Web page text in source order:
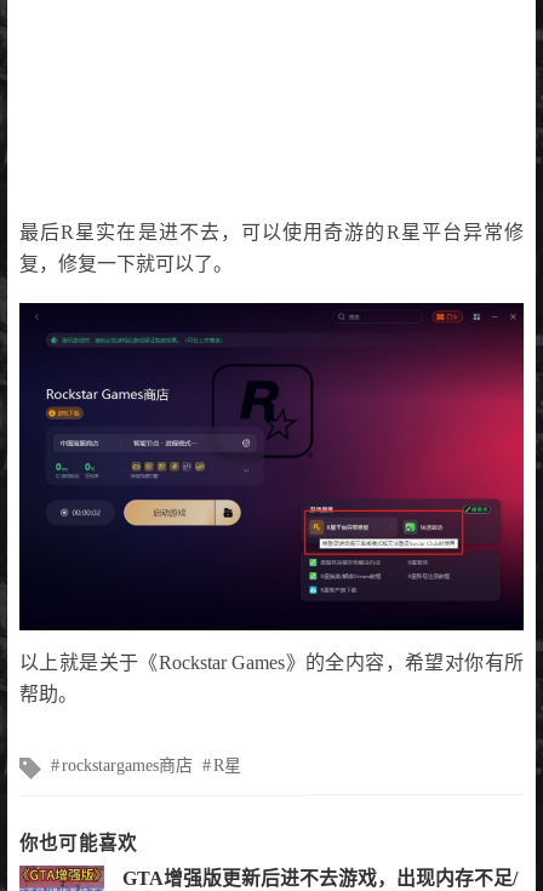
最后R星实在是进不去，可以使用奇游的R星平台异常修
复，修复一下就可以了。
以上就是关于《Rockstar Games》的全内容，希望对你有所
帮助。
文
签
rockstargames商店 R星
你也可能喜欢
GTA增强版更新后进不去游戏，出现内存不足/